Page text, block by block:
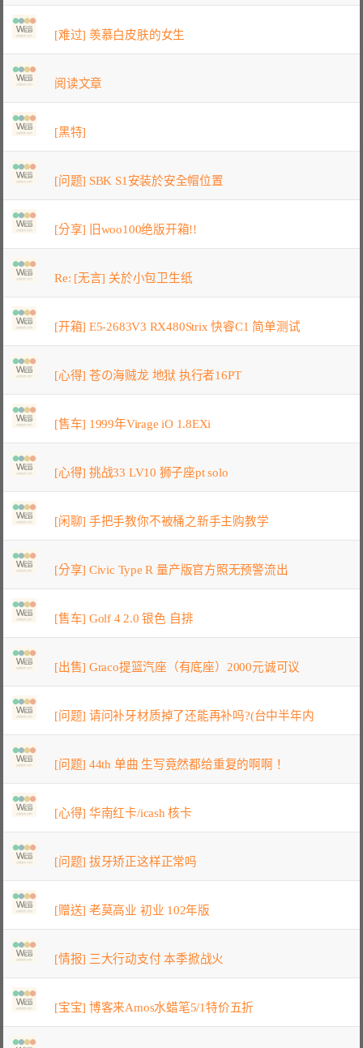
[难过] 羡慕白皮肤的女生
阅读文章
[黑特]
[问题] SBK S1安装於安全帽位置
[分享] 旧woo100绝版开箱!!
Re: [无言] 关於小包卫生纸
[开箱] E5-2683V3 RX480Strix 快睿C1 简单测试
[心得] 苍の海贼龙 地狱 执行者16PT
[售车] 1999年Virage iO 1.8EXi
[心得] 挑战33 LV10 狮子座pt solo
[闲聊] 手把手教你不被桶之新手主购教学
[分享] Civic Type R 量产版官方照无预警流出
[售车] Golf 4 2.0 银色 自排
[出售] Graco提篮汽座（有底座）2000元诚可议
[问题] 请问补牙材质掉了还能再补吗?(台中半年内
[问题] 44th 单曲 生写竟然都给重复的啊啊！
[心得] 华南红卡/icash 核卡
[问题] 拔牙矫正这样正常吗
[赠送] 老莫高业 初业 102年版
[情报] 三大行动支付 本季掀战火
[宝宝] 博客来Amos水蜡笔5/1特价五折